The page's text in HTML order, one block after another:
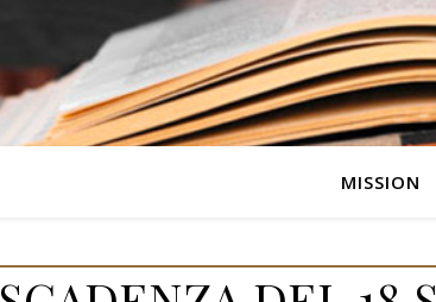
MISSION